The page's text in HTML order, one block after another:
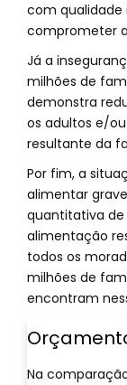
com qualidade
comprometer
Já a
milhões de
demonstra
os adultos e/
resultante da
Por fim, a
alimentar
quantitativa de
alimentação
todos os
milhões de
encontram
Na